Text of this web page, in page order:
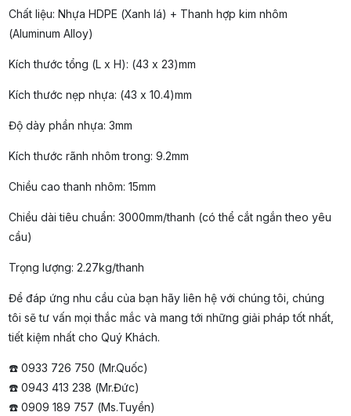
Chất liệu: Nhựa HDPE (Xanh lá) + Thanh hợp kim nhôm
(Aluminum Alloy)
Kích thước tổng (L x H): (43 x 23)mm
Kích thước nẹp nhựa: (43 x 10.4)mm
Độ dày phần nhựa: 3mm
Kích thước rãnh nhôm trong: 9.2mm
Chiều cao thanh nhôm: 15mm
Chiều dài tiêu chuẩn: 3000mm/thanh (có thể cắt ngắn theo yêu
cầu)
Trọng lượng: 2.27kg/thanh
Để đáp ứng nhu cầu của bạn hãy liên hệ với chúng tôi, chúng
tôi sẽ tư vấn mọi thắc mắc và mang tới những giải pháp tốt nhất,
tiết kiệm nhất cho Quý Khách.
☎️ 0933 726 750 (Mr.Quốc)
☎️ 0943 413 238 (Mr.Đức)
☎️ 0909 189 757 (Ms.Tuyền)